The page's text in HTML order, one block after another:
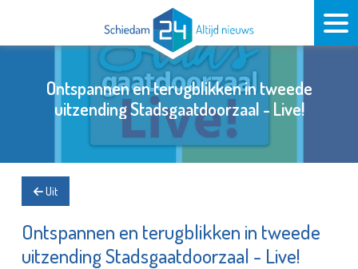
Ontspannen en terugblikken in tweede
uitzending Stadsgaatdoorzaal - Live!
Uit
Ontspannen en terugblikken in tweede
uitzending Stadsgaatdoorzaal - Live!